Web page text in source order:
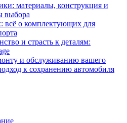
материалы, конструкция и
выбора
всё о комплектующих для
и страсть к деталям:
и обслуживанию вашего
к сохранению автомобиля